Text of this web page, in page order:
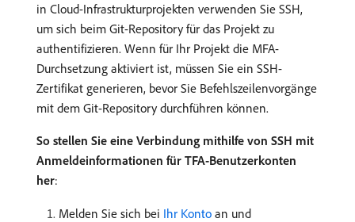
in Cloud-Infrastrukturprojekten verwenden Sie SSH,
um sich beim Git-Repository für das Projekt zu
authentifizieren. Wenn für Ihr Projekt die MFA-
Durchsetzung aktiviert ist, müssen Sie ein SSH-
Zertifikat generieren, bevor Sie Befehlszeilenvorgänge
mit dem Git-Repository durchführen können.
So stellen Sie eine Verbindung mithilfe von SSH mit
Anmeldeinformationen für TFA-Benutzerkonten
her:
Melden Sie sich bei Ihr Konto an und